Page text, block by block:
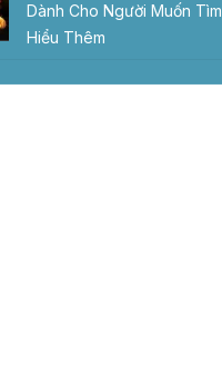
Dành Cho Người Muốn Tìm
Hiểu Thêm